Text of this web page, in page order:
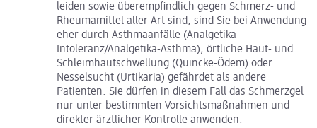
leiden sowie überempfindlich gegen Schmerz- und
Rheumamittel aller Art sind, sind Sie bei Anwendung
eher durch Asthmaanfälle (Analgetika-
Intoleranz/Analgetika-Asthma), örtliche Haut- und
Schleimhautschwellung (Quincke-Ödem) oder
Nesselsucht (Urtikaria) gefährdet als andere
Patienten. Sie dürfen in diesem Fall das Schmerzgel
nur unter bestimmten Vorsichtsmaßnahmen und
direkter ärztlicher Kontrolle anwenden.